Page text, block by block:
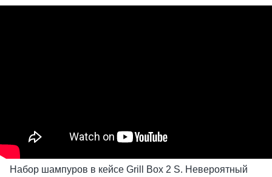
Набор шампуров в кейсе Grill Box 2 S. Невероятный